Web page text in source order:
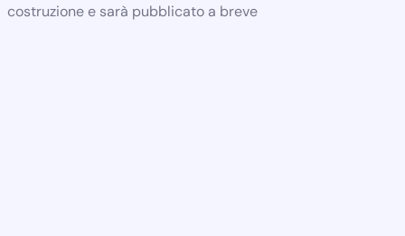
costruzione e sarà pubblicato a breve